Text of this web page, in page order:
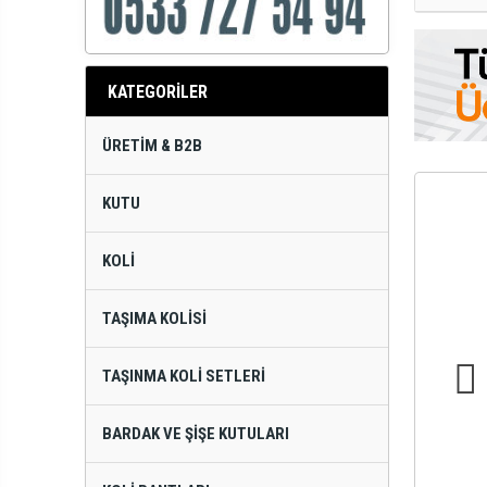
KATEGORİLER
ÜRETIM & B2B
KUTU
KOLI
TAŞIMA KOLISI
TAŞINMA KOLI SETLERI
BARDAK VE ŞIŞE KUTULARI